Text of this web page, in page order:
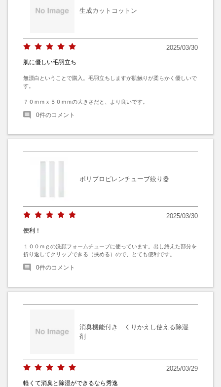
生成カットコットン
2025/03/30
肌に優しい毛羽立ち
無漂白ということで購入。毛羽立ちしますが肌触りが柔らかく優しいで
す。
７０ｍｍｘ５０ｍｍの大きさだと、より良いです。
0件のコメント
ポリプロピレンチューブ絞り器
2025/03/30
便利！
１００ｍｇの洗顔フォームチューブに使っています。出し終えた部分を
折り返してクリップできる（挟める）ので、とても便利です。
0件のコメント
消臭機能付き くりかえし使える除湿
剤
2025/03/29
軽くて消臭と除湿ができるなら秀逸